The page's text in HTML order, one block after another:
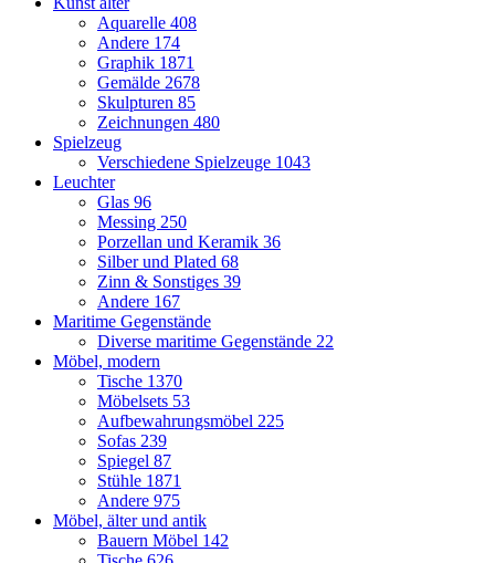
Aquarelle 408
Andere 174
Graphik 1871
Gemälde 2678
Skulpturen 85
Zeichnungen 480
Spielzeug
Verschiedene Spielzeuge 1043
Leuchter
Glas 96
Messing 250
Porzellan und Keramik 36
Silber und Plated 68
Zinn & Sonstiges 39
Andere 167
Maritime Gegenstände
Diverse maritime Gegenstände 22
Möbel, modern
Tische 1370
Möbelsets 53
Aufbewahrungsmöbel 225
Sofas 239
Spiegel 87
Stühle 1871
Andere 975
Möbel, älter und antik
Bauern Möbel 142